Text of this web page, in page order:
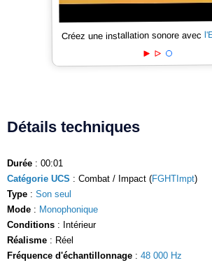
Créez une installation sonore avec
Détails techniques
Durée : 00:01
Catégorie UCS : Combat / Impact (FGHTImpt)
Type : Son seul
Mode : Monophonique
Conditions : Intérieur
Réalisme : Réel
Fréquence d'échantillonnage : 48 000 Hz